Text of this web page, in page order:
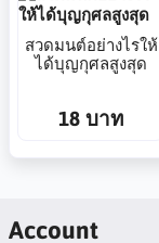
สวดมนต์อย่างไรให้
ได้บุญกุศลสูงสุด
18 บาท
Account